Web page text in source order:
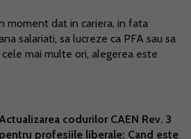
moment dat in cariera, in fata
salariati, sa lucreze ca PFA sau sa
cele mai multe ori, alegerea este
codurilor CAEN Rev. 3
pentru profesiile liberale: Cand este